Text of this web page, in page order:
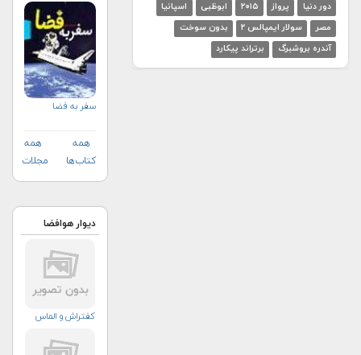
دور دنیا
پرواز ۲۰۱۵ ابوظبی
اسپانیا
مصر
سولار ایمپالس ۲
بدون سوخت
آندره بروشبرگ
برتراند پیکارد
سفر به فضا
همه
کتاب‌ها
همه
مجلات
دیوار هوافضا
کفتراش و الماس